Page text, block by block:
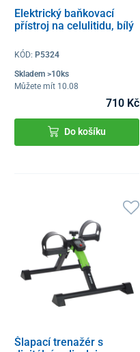
Elektrický baňkovací
přístroj na celulitidu, bílý
KÓD: P5324
Skladem >10ks
Můžete mít 10.08
710 Kč
Do košíku
Šlapací trenažér s